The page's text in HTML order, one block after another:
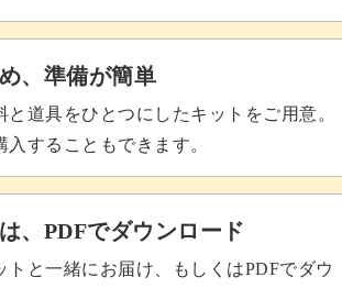
、準備が簡単
道具をひとつにしたキットをご用意。
することもできます。
、PDFでダウンロード
と一緒にお届け、もしくはPDFでダウ